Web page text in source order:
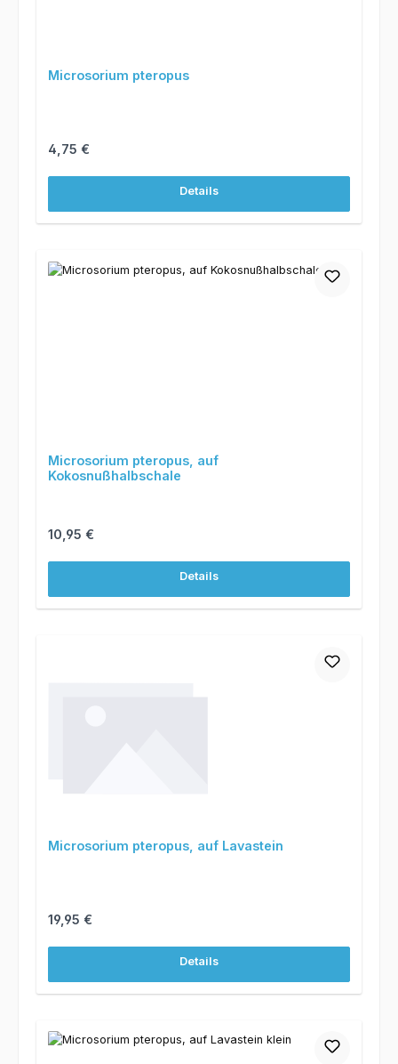
Microsorium pteropus
Regulärer Preis:
4,75 €
Details
Microsorium pteropus, auf
Kokosnußhalbschale
Regulärer Preis:
10,95 €
Details
Microsorium pteropus, auf Lavastein
Regulärer Preis:
19,95 €
Details